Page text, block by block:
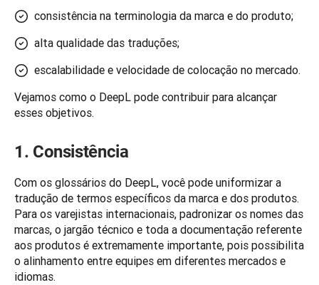
consistência na terminologia da marca e do produto;
alta qualidade das traduções;
escalabilidade e velocidade de colocação no mercado.
Vejamos como o DeepL pode contribuir para alcançar
1. Consistência
Com os glossários do DeepL, você pode uniformizar a
tradução de termos específicos da marca e dos produtos.
Para os varejistas internacionais, padronizar os nomes das
marcas, o jargão técnico e toda a documentação referente
aos produtos é extremamente importante, pois possibilita
o alinhamento entre equipes em diferentes mercados e
idiomas.